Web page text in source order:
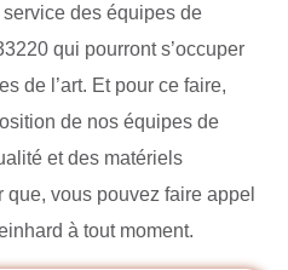
des équipes de
qui pourront s’occuper
de l’art. Et pour ce faire,
de nos équipes de
et des matériels
vous pouvez faire appel
à tout moment.